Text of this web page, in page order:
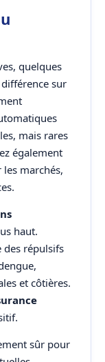
quelques
sur
mais rares
également
marchés,
haut.
des répulsifs
et côtières.
sûr pour